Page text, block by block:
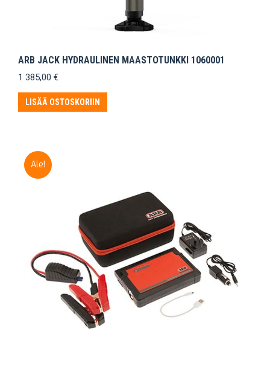
ARB JACK HYDRAULINEN MAASTOTUNKKI 1060001
1 385,00 €
LISÄÄ OSTOSKORIIN
Ale!